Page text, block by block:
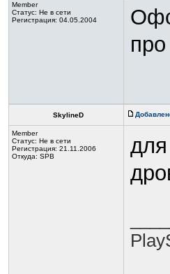
Member
Статус: Не в сети
Регистрация: 04.05.2004
SkylineD
Member
Статус: Не в сети
Регистрация: 21.11.2006
Откуда: SPB
для